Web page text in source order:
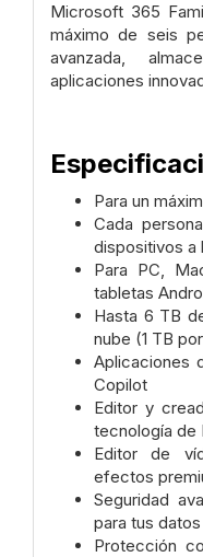
Microsoft 365
máximo de seis
avanzada,
aplicaciones
Para un
Cada
dispositivos a
Para PC,
tabletas
Hasta 6 TB
nube (1 TB
Aplicaciones
Copilot
Editor y
tecnología de
Editor de
efectos
Seguridad
para tus
Protección